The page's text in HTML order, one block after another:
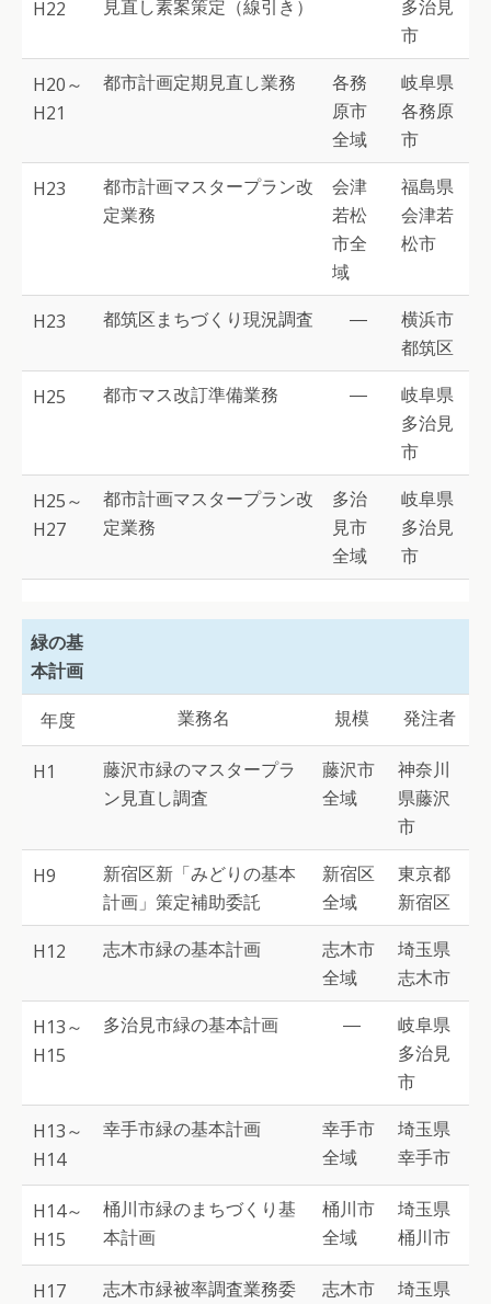
H22
見直し素案策定（線引き）
多治見
市
H20～
H21
都市計画定期見直し業務
各務
原市
全域
岐阜県
各務原
市
H23
都市計画マスタープラン改
定業務
会津
若松
市全
域
福島県
会津若
松市
H23 都筑区まちづくり現況調査 ―
横浜市
都筑区
H25 都市マス改訂準備業務 ―
岐阜県
多治見
市
H25～
H27
都市計画マスタープラン改
定業務
多治
見市
全域
岐阜県
多治見
市
緑の基
本計画
年度 業務名 規模 発注者
H1
藤沢市緑のマスタープラ
ン見直し調査
藤沢市
全域
神奈川
県藤沢
市
H9
新宿区新「みどりの基本
計画」策定補助委託
新宿区
全域
東京都
新宿区
H12 志木市緑の基本計画
志木市
全域
埼玉県
志木市
H13～
H15
多治見市緑の基本計画 ―
岐阜県
多治見
市
H13～
H14
幸手市緑の基本計画
幸手市
全域
埼玉県
幸手市
H14～
H15
桶川市緑のまちづくり基
本計画
桶川市
全域
埼玉県
桶川市
H17 志木市緑被率調査業務委 志木市 埼玉県